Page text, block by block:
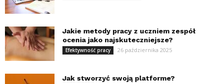
Jakie metody pracy z uczniem zespół
ocenia jako najskuteczniejsze?
Efektywność pracy 26 października 2025
Jak stworzyć swoją platforme?